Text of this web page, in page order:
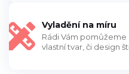
Vyladění na míru
Rádi Vám pomůžeme
vlastní tvar, či design